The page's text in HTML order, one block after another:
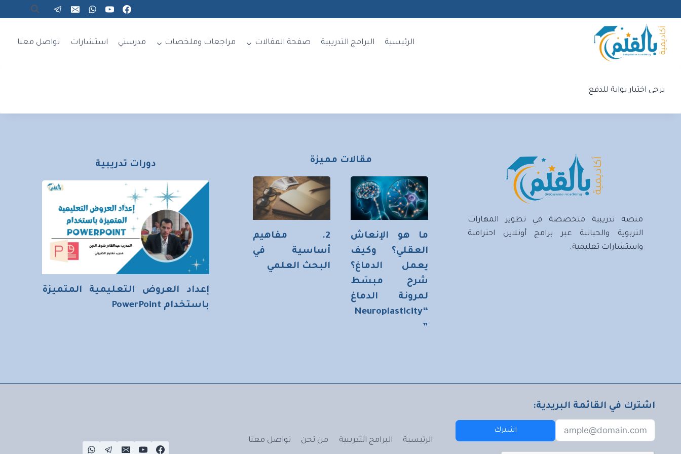
إلى
المحتوى
الرئيسية
البرامج التدريبية صفحة المقالات مراجعات وملخصات مدرستي استشارات تواصل معنا
يرجى اختيار بوابة للدفع
منصة تدريبية متخصصة في تطوير المهارات
التربوية والحياتية عبر برامج أونلاين احترافية
واستشارات تعليمية.
مقالات مميزة
ما هو الإنعاش
العقلي؟ وكيف
يعمل الدماغ؟
شرح مبسّط
لمرونة الدماغ
“Neuroplasticity
”
2. مفاهيم
أساسية في
البحث العلمي
دورات تدريبية
إعداد العروض التعليمية المتميزة
باستخدام PowerPoint
اشترك في القائمة البريدية:
اشترك
الرئيسية البرامج التدريبية من نحن تواصل معنا